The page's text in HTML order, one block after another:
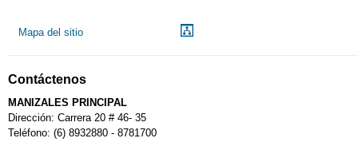
Calendario Tributario
Mapa del sitio
Contáctenos
MANIZALES PRINCIPAL
Dirección: Carrera 20 # 46- 35
Teléfono: (6) 8932880 - 8781700